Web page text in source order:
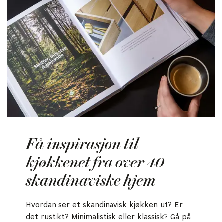
Få inspirasjon til
kjøkkenet fra over 40
skandinaviske hjem
Hvordan ser et skandinavisk kjøkken ut? Er
det rustikt? Minimalistisk eller klassisk? Gå på